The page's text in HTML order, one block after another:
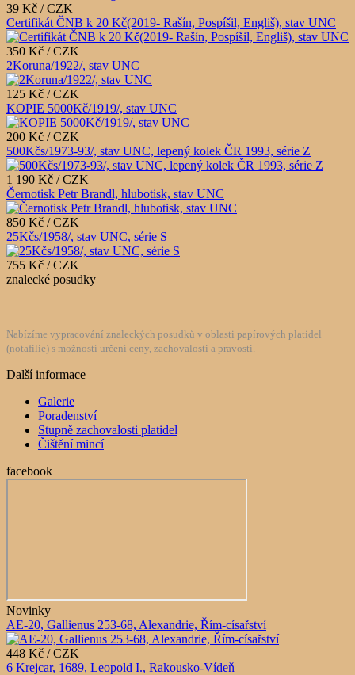
39 Kč / CZK
Certifikát ČNB k 20 Kč(2019- Rašín, Pospíšil, Engliš), stav UNC
350 Kč / CZK
2Koruna/1922/, stav UNC
125 Kč / CZK
KOPIE 5000Kč/1919/, stav UNC
200 Kč / CZK
500Kčs/1973-93/, stav UNC, lepený kolek ČR 1993, série Z
1 190 Kč / CZK
Černotisk Petr Brandl, hlubotisk, stav UNC
850 Kč / CZK
25Kčs/1958/, stav UNC, série S
755 Kč / CZK
znalecké posudky
Nabízíme vypracování znaleckých posudků v oblasti papírových platidel
(notafilie) s možností určení ceny, zachovalosti a pravosti.
Další informace
Galerie
Poradenství
Stupně zachovalosti platidel
Čištění mincí
facebook
Novinky
AE-20, Gallienus 253-68, Alexandrie, Řím-císařství
448 Kč / CZK
6 Krejcar, 1689, Leopold I., Rakousko-Vídeň